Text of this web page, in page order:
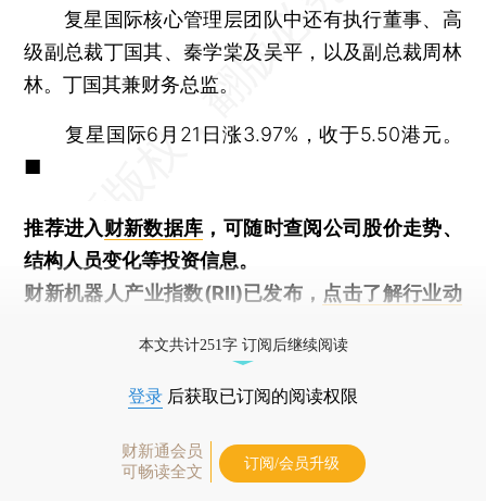
复星国际核心管理层团队中还有执行董事、高
级副总裁丁国其、秦学棠及吴平，以及副总裁周林
林。丁国其兼财务总监。
复星国际6月21日涨3.97%，收于5.50港元。
■
推荐进入财新数据库 ，可随时查阅公司股价走势、
结构人员变化等投资信息。
财新机器人产业指数(RII)已发布， 点击了解行业动
本文共计251字 订阅后继续阅读
登录 后获取已订阅的阅读权限
财新通会员
可畅读全文
订阅/会员升级